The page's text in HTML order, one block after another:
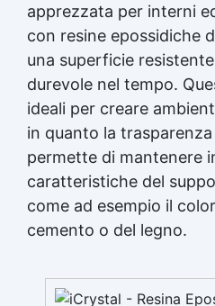
apprezzata per interni
con resine epossidiche
una superficie
durevole nel tempo.
ideali per creare
in quanto la
permette di mantenere
caratteristiche del
come ad esempio il
cemento o del legno.